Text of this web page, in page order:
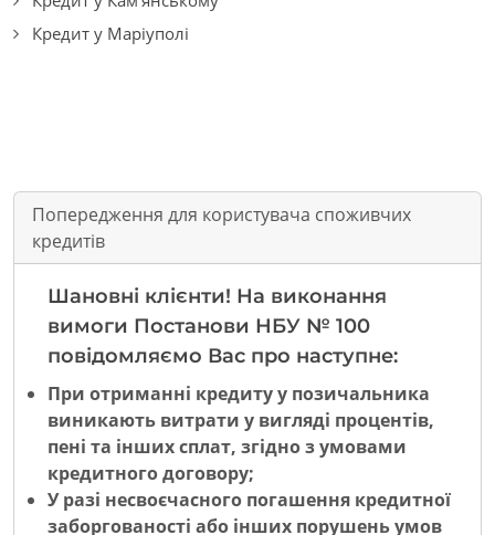
Кредит у Маріуполі
Попередження для користувача споживчих
кредитів
Шановні клієнти! На виконання
вимоги Постанови НБУ № 100
повідомляємо Вас про наступне:
При отриманні кредиту у позичальника
виникають витрати у вигляді процентів,
пені та інших сплат, згідно з умовами
кредитного договору;
У разі несвоєчасного погашення кредитної
заборгованості або інших порушень умов